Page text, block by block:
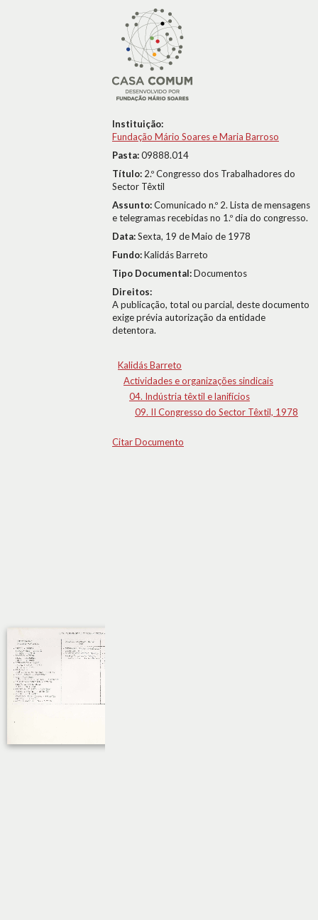
Instituição:
Fundação Mário Soares e Maria Barroso
Pasta:09888.014
Título: 2.º Congresso dos Trabalhadores do
Sector Têxtil
Assunto:Comunicado n.º 2. Lista de mensagens
e telegramas recebidas no 1.º dia do congresso.
Data:Sexta, 19 de Maio de 1978
Fundo:Kalidás Barreto
Tipo Documental:Documentos
Direitos:
A publicação, total ou parcial, deste documento
exige prévia autorização da entidade
detentora.
Kalidás Barreto
Actividades e organizações sindicais
04. Indústria têxtil e lanifícios
09. II Congresso do Sector Têxtil, 1978
Citar Documento